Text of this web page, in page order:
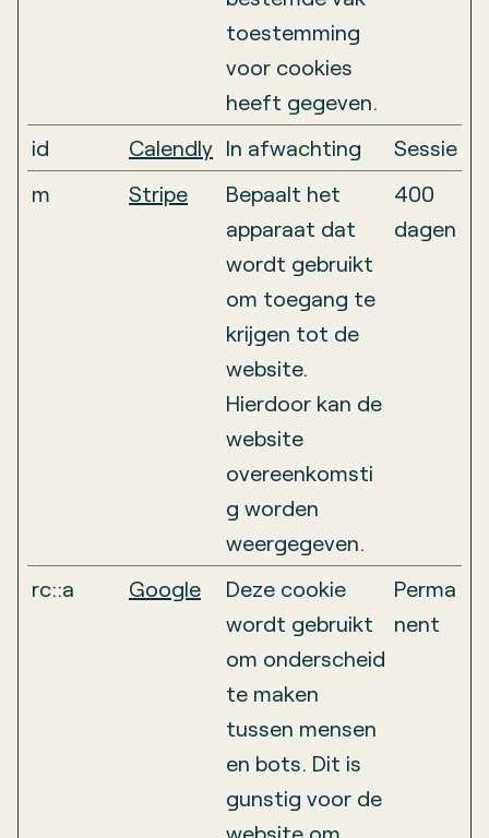
toestemming
voor cookies
heeft gegeven.
id Calendly In afwachting
Sessie
m
Stripe
Bepaalt het
apparaat dat
wordt gebruikt
om toegang te
krijgen tot de
website.
Hierdoor kan de
website
overeenkomsti
g worden
weergegeven.
400
dagen
rc::a Google
Deze cookie
wordt gebruikt
om onderscheid
te maken
tussen mensen
en bots. Dit is
gunstig voor de
website om
Perma
nent